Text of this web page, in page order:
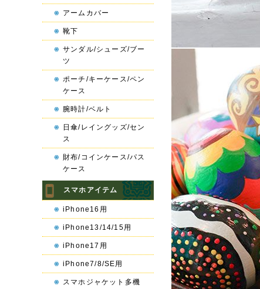
アームカバー
靴下
サンダル/シューズ/ブー
ツ
ポーチ/キーケース/ペン
ケース
腕時計/ベルト
日傘/レイングッズ/セン
ス
財布/コインケース/パス
ケース
スマホアイテム
iPhone16用
iPhone13/14/15用
iPhone17用
iPhone7/8/SE用
スマホジャケット多機